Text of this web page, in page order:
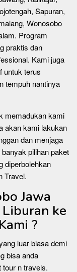
Sapuran,
Wonosobo
Program
praktis dan
Kami juga
untuk terus
tempuh nantinya
memadukan kami
akan kami lakukan
dan menjaga
pilihan paket
diperbolehkan
Travel.
Jawa
ke
?
luar biasa demi
bisa anda
tour n travels.